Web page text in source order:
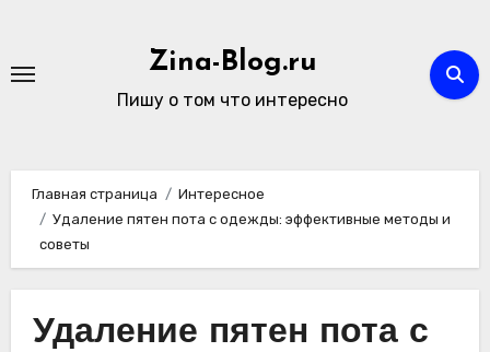
содержимому
Zina-Blog.ru
Пишу о том что интересно
Главная страница
Интересное
Удаление пятен пота с одежды: эффективные методы и
советы
Удаление пятен пота с